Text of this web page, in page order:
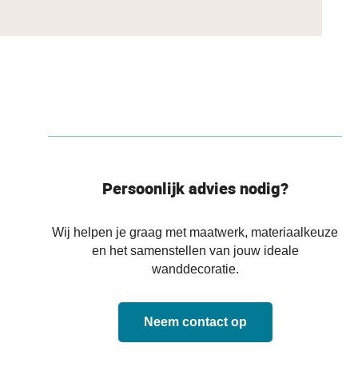
Persoonlijk advies nodig?
Wij helpen je graag met maatwerk, materiaalkeuze
en het samenstellen van jouw ideale
wanddecoratie.
Neem contact op